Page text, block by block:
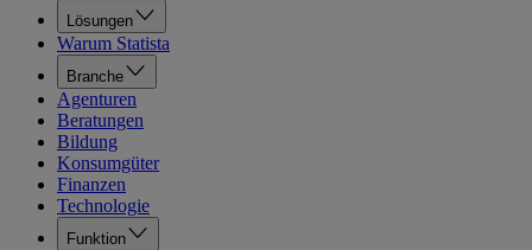
Lösungen
Warum Statista
Branche
Agenturen
Beratungen
Bildung
Konsumgüter
Finanzen
Technologie
Funktion